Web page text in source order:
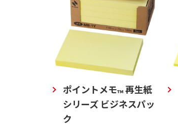
ポイントメモ™再生紙
シリーズ ビジネスパッ
ク